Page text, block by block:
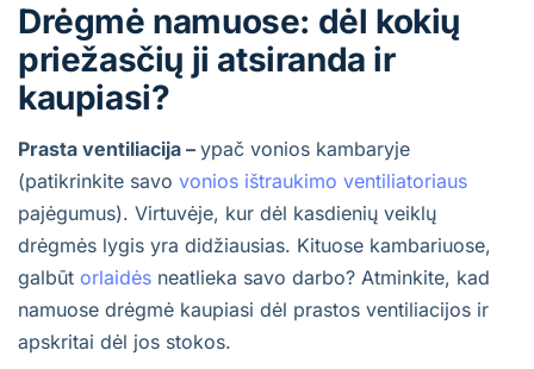
Drėgmė namuose: dėl kokių
priežasčių ji atsiranda ir
kaupiasi?
Prasta ventiliacija – ypač vonios kambaryje
(patikrinkite savo vonios ištraukimo ventiliatoriaus
pajėgumus). Virtuvėje, kur dėl kasdienių veiklų
drėgmės lygis yra didžiausias. Kituose kambariuose,
galbūt orlaidės neatlieka savo darbo? Atminkite, kad
namuose drėgmė kaupiasi dėl prastos ventiliacijos ir
apskritai dėl jos stokos.